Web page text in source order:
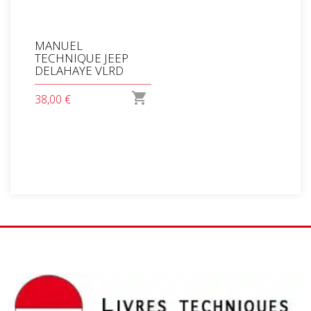
MANUEL
TECHNIQUE JEEP
DELAHAYE VLRD
38,00 € 